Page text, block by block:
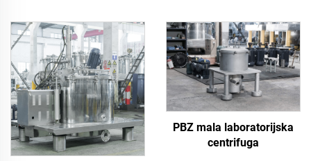
PBZ mala laboratorijska
centrifuga